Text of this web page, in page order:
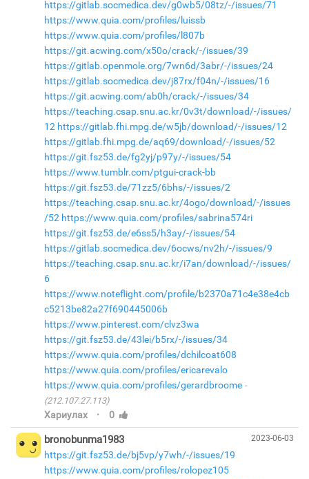
https://gitlab.socmedica.dev/g0wb5/08tz/-/issues/71
https://www.quia.com/profiles/luissb
https://www.quia.com/profiles/l807b
https://git.acwing.com/x50o/crack/-/issues/39
https://gitlab.openmole.org/7wn6d/3abr/-/issues/24
https://gitlab.socmedica.dev/j87rx/f04n/-/issues/16
https://git.acwing.com/ab0h/crack/-/issues/34
https://teaching.csap.snu.ac.kr/0v3t/download/-/issues/
12 https://gitlab.fhi.mpg.de/w5jb/download/-/issues/12
https://gitlab.fhi.mpg.de/aq69/download/-/issues/52
https://git.fsz53.de/fg2yj/p97y/-/issues/54
https://www.tumblr.com/ptgui-crack-bb
https://git.fsz53.de/71zz5/6bhs/-/issues/2
https://teaching.csap.snu.ac.kr/4ogo/download/-/issues
/52 https://www.quia.com/profiles/sabrina574ri
https://git.fsz53.de/e6ss5/h3ay/-/issues/54
https://gitlab.socmedica.dev/6ocws/nv2h/-/issues/9
https://teaching.csap.snu.ac.kr/i7an/download/-/issues/
6
https://www.noteflight.com/profile/b2370a71c4e38e4cb
c5213be82a27f690445006b
https://www.pinterest.com/clvz3wa
https://git.fsz53.de/43lei/b5rx/-/issues/34
https://www.quia.com/profiles/dchilcoat608
https://www.quia.com/profiles/ericarevalo
https://www.quia.com/profiles/gerardbroome
(212.107.27.113)
Хариулах · 0
2023-06-03
bronobunma1983
https://git.fsz53.de/bj5vp/y7wh/-/issues/19
https://www.quia.com/profiles/rolopez105